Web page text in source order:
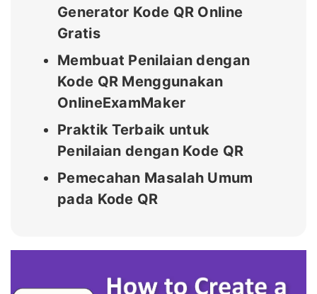
Generator Kode QR Online
Gratis
Membuat Penilaian dengan
Kode QR Menggunakan
OnlineExamMaker
Praktik Terbaik untuk
Penilaian dengan Kode QR
Pemecahan Masalah Umum
pada Kode QR